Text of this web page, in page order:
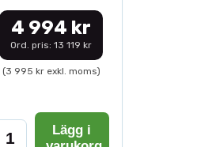
4 994 kr
Ord. pris: 13 119 kr
(3 995 kr exkl. moms)
Lägg i